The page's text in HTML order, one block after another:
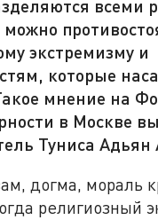
всеми
экстремизму и
которые
мнение на
в Москве
Туниса Адьян
догма, мораль
религиозный